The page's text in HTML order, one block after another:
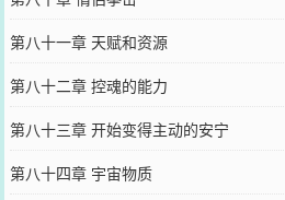
第八十一章 天赋和资源
第八十二章 控魂的能力
第八十三章 开始变得主动的安宁
第八十四章 宇宙物质